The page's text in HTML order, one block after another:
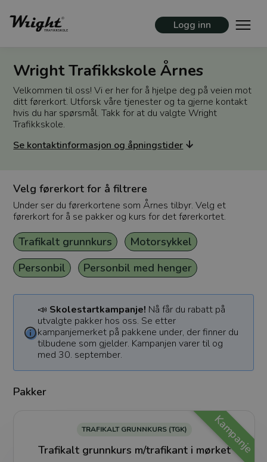
Logg inn
Wright Trafikkskole Årnes
Velkommen til oss! Vi er her for å hjelpe deg på veien mot
ditt førerkort. Utforsk våre tjenester og ta gjerne kontakt
hvis du har spørsmål. Takk for at du valgte Wright
Trafikkskole.
Se kontaktinformasjon og åpningstider
Velg førerkort for å filtrere
Under ser du førerkortene som Årnes tilbyr. Velg et
førerkort for å se pakker og kurs for det førerkortet.
Trafikalt grunnkurs
Motorsykkel
Personbil
Personbil med henger
📣 Skolestartkampanje! Nå får du rabatt på
utvalgte pakker hos oss. Se etter
kampanjemerket på pakkene under, der finner du
tilbudene som gjelder. Kampanjen varer til og
med 30. september.
Pakker
Kampanje
TRAFIKALT GRUNNKURS (TGK)
Trafikalt grunnkurs m/trafikant i mørket